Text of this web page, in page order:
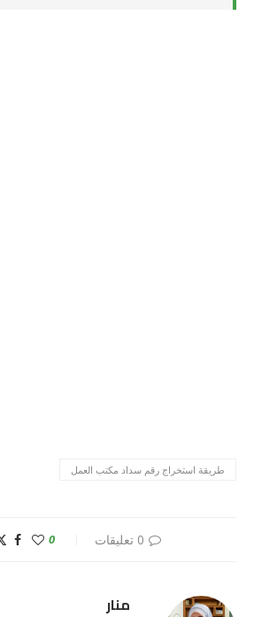
طريقة استخراج رقم سداد مكتب العمل
0 تعليقات 0
منار